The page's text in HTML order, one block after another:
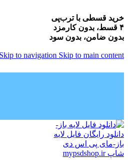
خرید قسطی با ترب‌پی
۴ قسط، بدون کارمزد
بدون ضامن، بدون سود
Skip to navigation Skip to main content